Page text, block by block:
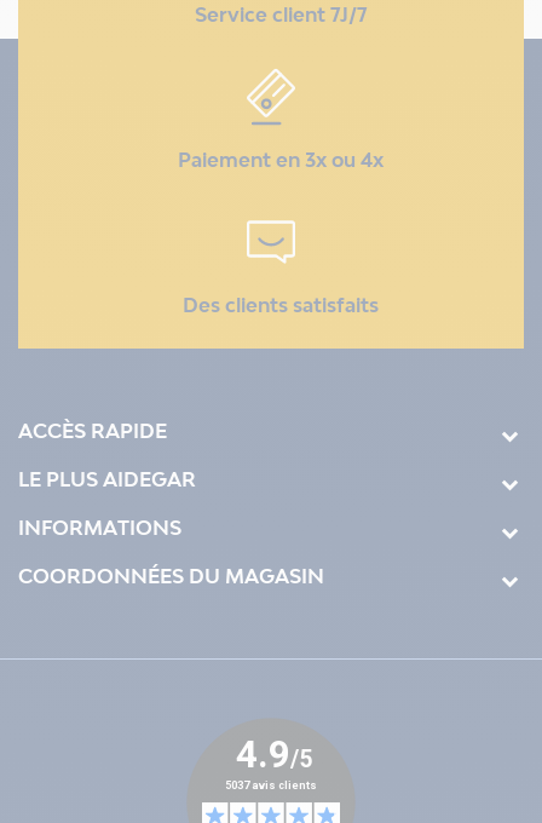
Service client 7J/7
Paiement en 3x ou 4x
Des clients satisfaits
ACCÈS RAPIDE
LE PLUS AIDEGAR
INFORMATIONS
COORDONNÉES DU MAGASIN